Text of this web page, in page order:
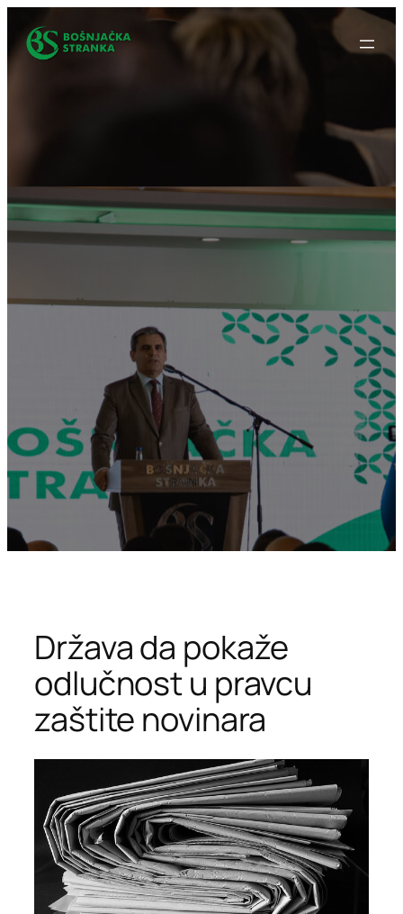
na
sadržaj
Država da pokaže
odlučnost u pravcu
zaštite novinara